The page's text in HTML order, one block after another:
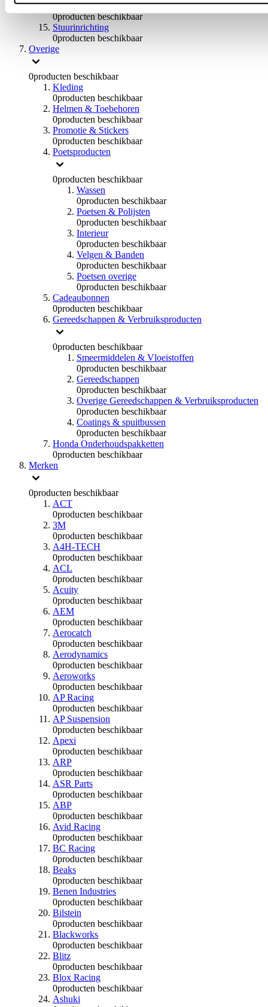
Braces
0producten beschikbaar
Stuurinrichting
0producten beschikbaar
Overige
0producten beschikbaar
Kleding
0producten beschikbaar
Helmen & Toebehoren
0producten beschikbaar
Promotie & Stickers
0producten beschikbaar
Poetsproducten
0producten beschikbaar
Wassen
0producten beschikbaar
Poetsen & Polijsten
0producten beschikbaar
Interieur
0producten beschikbaar
Velgen & Banden
0producten beschikbaar
Poetsen overige
0producten beschikbaar
Cadeaubonnen
0producten beschikbaar
Gereedschappen & Verbruiksproducten
0producten beschikbaar
Smeermiddelen & Vloeistoffen
0producten beschikbaar
Gereedschappen
0producten beschikbaar
Overige Gereedschappen & Verbruiksproducten
0producten beschikbaar
Coatings & spuitbussen
0producten beschikbaar
Honda Onderhoudspakketten
0producten beschikbaar
Merken
0producten beschikbaar
ACT
0producten beschikbaar
3M
0producten beschikbaar
A4H-TECH
0producten beschikbaar
ACL
0producten beschikbaar
Acuity
0producten beschikbaar
AEM
0producten beschikbaar
Aerocatch
0producten beschikbaar
Aerodynamics
0producten beschikbaar
Aeroworks
0producten beschikbaar
AP Racing
0producten beschikbaar
AP Suspension
0producten beschikbaar
Apexi
0producten beschikbaar
ARP
0producten beschikbaar
ASR Parts
0producten beschikbaar
ABP
0producten beschikbaar
Avid Racing
0producten beschikbaar
BC Racing
0producten beschikbaar
Beaks
0producten beschikbaar
Benen Industries
0producten beschikbaar
Bilstein
0producten beschikbaar
Blackworks
0producten beschikbaar
Blitz
0producten beschikbaar
Blox Racing
0producten beschikbaar
Ashuki